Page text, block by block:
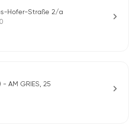
Hofer-Straße 2/a
chevron_right
- AM GRIES, 25
chevron_right